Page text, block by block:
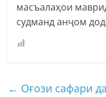
масъалаҳои
судманд анҷом
← Оғози сафари